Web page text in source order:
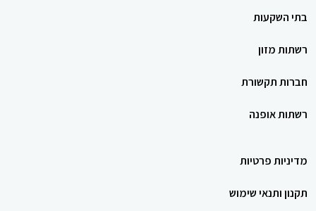
בתי השקעות
רשתות מזון
חברות תקשורת
רשתות אופנה
מדיניות פרטיות
תקנון ותנאי שימוש